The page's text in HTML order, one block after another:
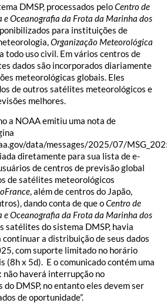
DMSP, processados peloCentro de
Oceanografia da Frota da Marinha dos
para instituições de
Organização Meteorológica
todo uso civil. Em vários centros de
dados são incorporados diariamente
meteorológicas globais. Eles
de outros satélites meteorológicos e
melhores.
NOAA emitiu uma nota de
data/messages/2025/07/
diretamente para sua lista de e-
de centros de previsão global
de satélites meteorológicos
, além de centros do Japão,
dando conta de que oCentro de
Oceanografia da Frota da Marinha dos
satélites do sistema DMSP, havia
a distribuição de seus dados
com suporte limitado no horário
(8h x 5d). E o comunicado contém uma
haverá interrupção no
DMSP, no entanto eles devem ser
de oportunidade”.